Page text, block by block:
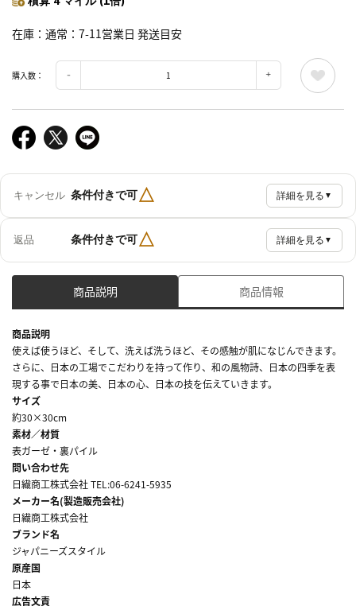
在庫 通常：7-11営業日 発送目安
購入数：
キャンセル 条件付きで可△ 詳細を見る ▼
返品 条件付きで可△ 詳細を見る ▼
商品説明 商品情報
商品説明
使えば使うほど、そして、洗えば洗うほど、その感触が肌になじんできます。
さらに、日本の工場でこだわりを持って作り、和の風物詩、日本の四季を表
現する事で日本の美、日本の心、日本の技を伝えていきます。
サイズ
約30×30cm
素材／材質
表ガーゼ・裏パイル
問い合わせ先
日繊商工株式会社 TEL:06-6241-5935
メーカー名(製造販売会社)
日繊商工株式会社
ブランド名
ジャパニーズスタイル
原産国
日本
広告文責